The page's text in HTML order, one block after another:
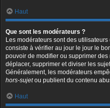
Haut
Que sont les modérateurs ?
Les modérateurs sont des
consiste à vérifier au jour le jour le
pouvoir de modifier ou supprimer
déplacer, supprimer et diviser les
Généralement, les modérateurs
hors-sujetou publient du contenu
Haut